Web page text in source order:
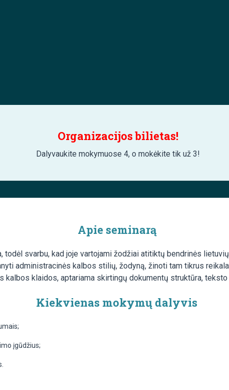
Organizacijos bilietas!
Dalyvaukite mokymuose 4, o mokėkite tik už 3!
Apie seminarą
todėl svarbu, kad joje vartojami žodžiai atitiktų bendrinės
administracinės kalbos stilių, žodyną, žinoti tam tikrus
kalbos klaidos, aptariama skirtingų dokumentų struktūra,
Kiekvienas mokymų dalyvis
įgūdžius;